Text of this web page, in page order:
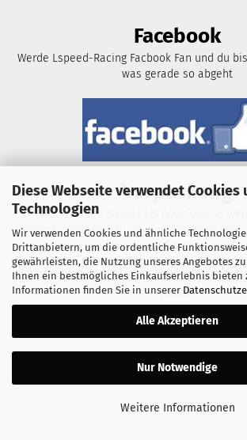
Diese Webseite verwendet Cookies
Technologien
Wir verwenden Cookies und ähnliche
Drittanbietern, um die ordentliche
gewährleisten, die Nutzung unseres Angebotes
Ihnen ein bestmögliches Einkaufserlebnis bieten
Informationen finden Sie in unserer
Alle Akzeptieren
Nur Notwendige
Weitere Informationen
Facebook
Werde Lspeed-Racing Facbook Fan und du
was gerade so abgeht
Verpackung
Wie benutzen so viel als nötig und so
Verpackungsmaterial um eure bestellte Ware
zu liefern.
Zudem greifen wir
auf gebrauchtes und sauberes, intaktes
zurück.